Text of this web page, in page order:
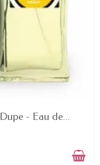
- Eau de...